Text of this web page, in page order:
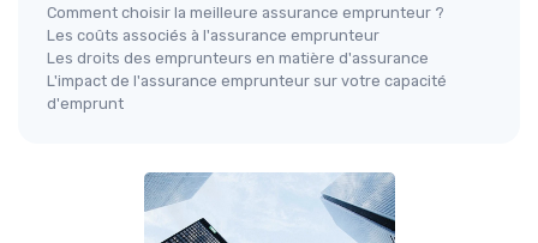
Comment choisir la meilleure assurance emprunteur ?
Les coûts associés à l'assurance emprunteur
Les droits des emprunteurs en matière d'assurance
L'impact de l'assurance emprunteur sur votre capacité
d'emprunt